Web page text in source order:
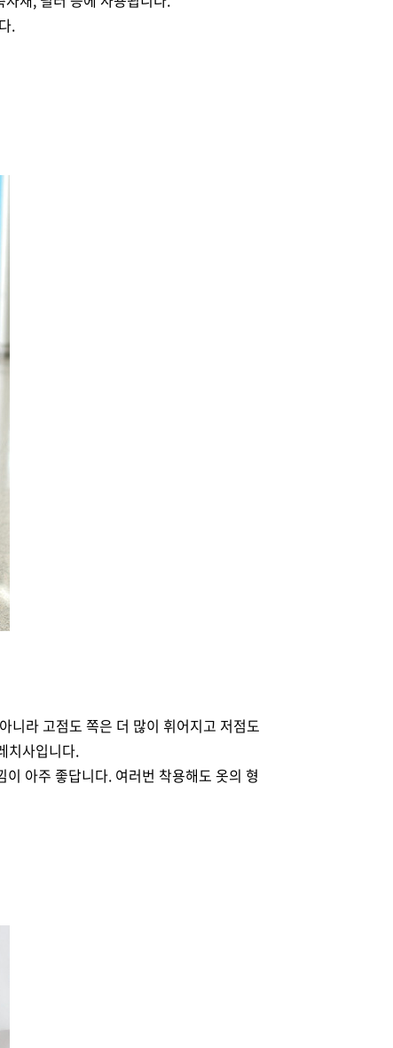
.
니라 고점도 쪽은 더 많이 휘어지고 저점도
치사입니다.
아주 좋답니다. 여러번 착용해도 옷의 형